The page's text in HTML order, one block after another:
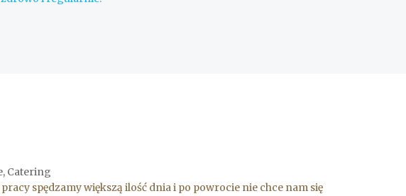
Catering
spędzamy większą ilość dnia i po powrocie nie chce nam się